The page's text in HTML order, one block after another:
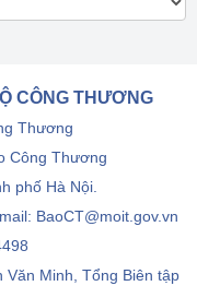
CÔNG THƯƠNG
Thương
Công Thương
phố Hà Nội.
BaoCT@moit.gov.vn
Văn Minh, Tổng Biên tập